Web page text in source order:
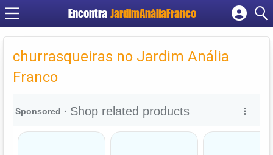
Encontra JardimAnáliaFranco
Cadastrar empresa
Criar conta
churrasqueiras no Jardim Anália
Franco